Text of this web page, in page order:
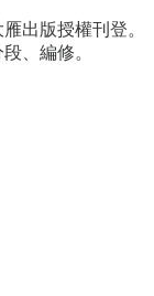
出版授權刊登。
、編修。